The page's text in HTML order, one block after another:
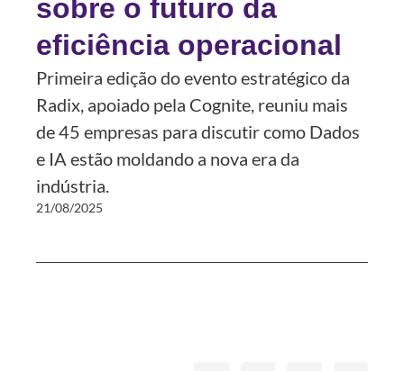
sobre o futuro da
eficiência operacional
Primeira edição do evento estratégico da
Radix, apoiado pela Cognite, reuniu mais
de 45 empresas para discutir como Dados
e IA estão moldando a nova era da
indústria.
21/08/2025